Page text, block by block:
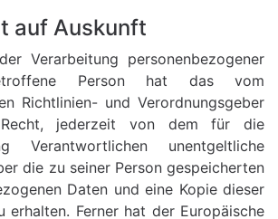
auf Auskunft
Verarbeitung personenbezogener
Person hat das vom
Richtlinien- und Verordnungsgeber
jederzeit von dem für die
Verantwortlichen unentgeltliche
die zu seiner Person gespeicherten
Daten und eine Kopie dieser
erhalten. Ferner hat der Europäische